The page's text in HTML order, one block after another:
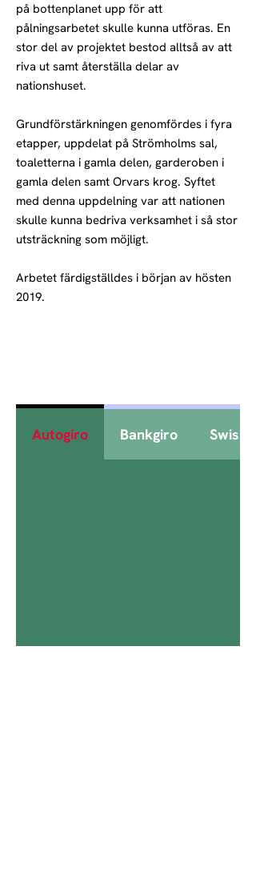
på bottenplanet upp för att
pålningsarbetet skulle kunna utföras. En
stor del av projektet bestod alltså av att
riva ut samt återställa delar av
nationshuset.
Grundförstärkningen genomfördes i fyra
etapper, uppdelat på Strömholms sal,
toaletterna i gamla delen, garderoben i
gamla delen samt Orvars krog. Syftet
med denna uppdelning var att nationen
skulle kunna bedriva verksamhet i så stor
utsträckning som möjligt.
Arbetet färdigställdes i början av hösten
2019.
Autogiro Bankgiro Swish